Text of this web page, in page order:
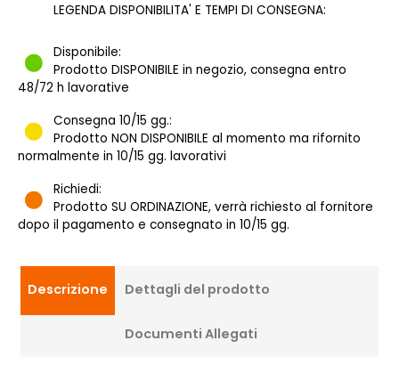
LEGENDA DISPONIBILITA' E TEMPI DI CONSEGNA:
Disponibile:
Prodotto DISPONIBILE in negozio, consegna entro
48/72 h lavorative
Consegna 10/15 gg.:
Prodotto NON DISPONIBILE al momento ma rifornito
normalmente in 10/15 gg. lavorativi
Richiedi:
Prodotto SU ORDINAZIONE, verrà richiesto al fornitore
dopo il pagamento e consegnato in 10/15 gg.
Descrizione Dettagli del prodotto
Documenti Allegati